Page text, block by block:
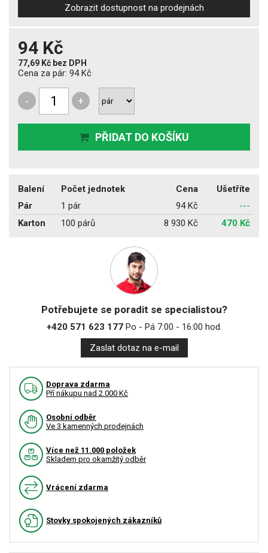
Zobrazit dostupnost na prodejnách
94 Kč
77,69 Kč bez DPH
Cena za pár: 94 Kč
- +
PŘIDAT DO KOŠÍKU
Balení Počet jednotek Cena
Ušetříte
Pár
1 pár 94 Kč
---
Karton
100 párů 8 930 Kč 470 Kč
Potřebujete se poradit se specialistou?
+420 571 623 177Po - Pá 7:00 - 16:00 hod.
Zaslat dotaz na e-mail
Doprava zdarma
Pří nákupu nad 2.000 Kč
Osobní odběr
Ve 3 kamenných prodejnách
Více než 11.000 položek
Skladem pro okamžitý odběr
Vrácení zdarma
Stovky spokojených zákazníků